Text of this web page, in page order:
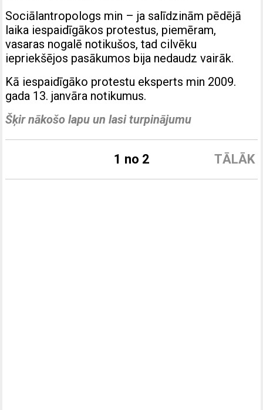
Sociālantropologs min – ja salīdzinām pēdējā
laika iespaidīgākos protestus, piemēram,
vasaras nogalē notikušos, tad cilvēku
iepriekšējos pasākumos bija nedaudz vairāk.
Kā iespaidīgāko protestu eksperts min 2009.
gada 13. janvāra notikumus.
Šķir nākošo lapu un lasi turpinājumu
TĀLĀK
1 no 2